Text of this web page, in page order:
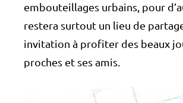
embouteillages urbains, pour
restera surtout un lieu de
invitation à profiter des beaux
proches et ses amis.